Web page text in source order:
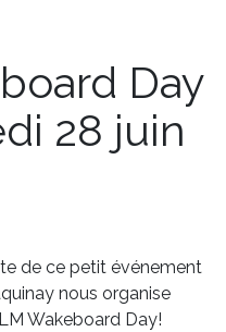
Day
28 juin
de ce petit événement
nous organise
Wakeboard Day!